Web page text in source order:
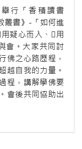
行「香積讀書
叢書》-「如何進
疑心而入、用
會。大家共同討
佛之心路歷程，
自我的力量。
程，講解學佛要
會後共同協助出